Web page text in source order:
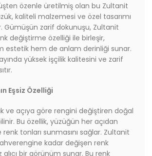
özenle üretilmiş olan bu Zultanit
kaliteli malzemesi ve özel tasarımı
Gümüşün zarif dokunuşu, Zultanit
değiştirme özelliği ile birleşir,
estetik hem de anlam derinliği sunar.
yüksek işçilik kalitesini ve zarif
Eşsiz Özelliği
ve açıya göre rengini değiştiren doğal
Bu özellik, yüzüğün her açıdan
renk tonları sunmasını sağlar. Zultanit
kadar değişen renk
bir görünüm sunar. Bu renk